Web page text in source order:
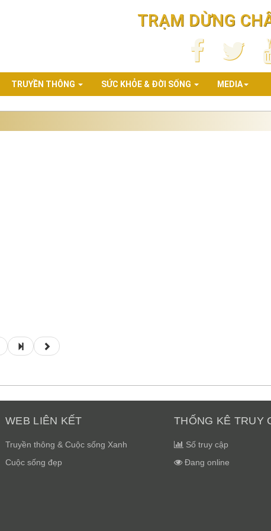
TRẠM DỪNG
TRUYỀN THÔNG SỨC KHỎE & ĐỜI SỐNG MEDIA
WEB LIÊN KẾT
Truyền thông & Cuộc sống Xanh
Cuộc sống đẹp
THỐNG KÊ TRUY
Số truy cập
Đang online